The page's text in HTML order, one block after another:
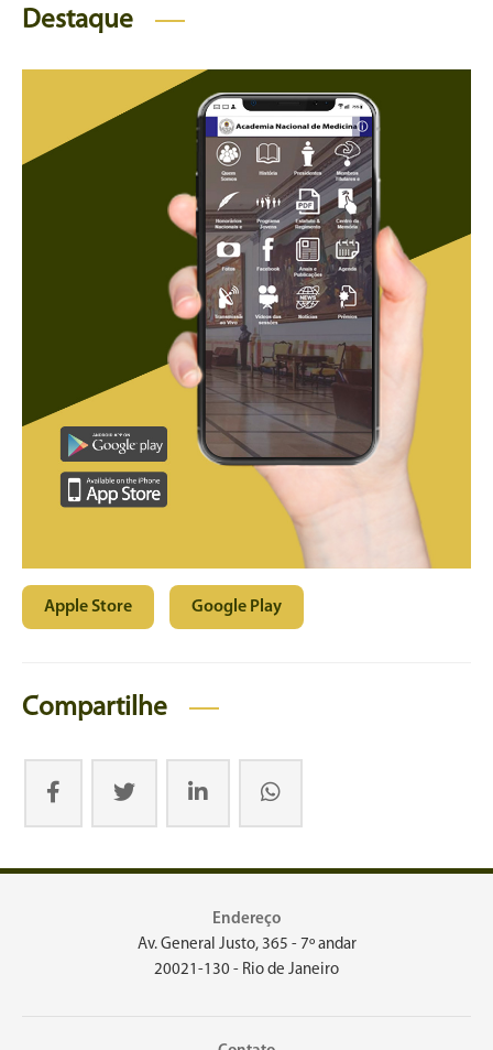
Destaque
Apple Store Google Play
Compartilhe
Endereço
Av. General Justo, 365 - 7º andar
20021-130 - Rio de Janeiro